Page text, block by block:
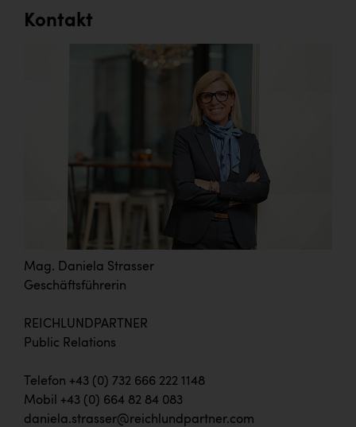
Kontakt
Mag. Daniela Strasser
Geschäftsführerin
REICHLUNDPARTNER
Public Relations
Telefon +43 (0) 732 666 222 1148
Mobil +43 (0) 664 82 84 083
daniela.strasser@reichlundpartner.com